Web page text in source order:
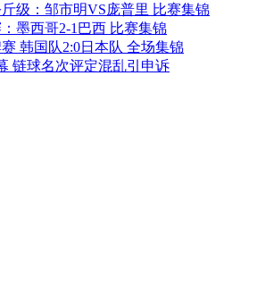
级：邹市明VS庞普里 比赛集锦
墨西哥2-1巴西 比赛集锦
韩国队2:0日本队 全场集锦
链球名次评定混乱引申诉